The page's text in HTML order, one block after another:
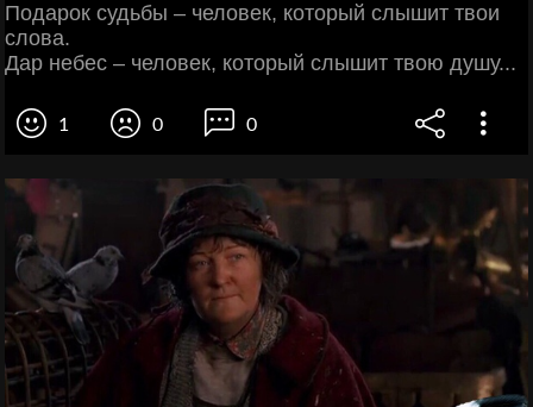
Подарок судьбы – человек, который слышит твои
слова.
Дар небес – человек, который слышит твою душу...
1 0 0